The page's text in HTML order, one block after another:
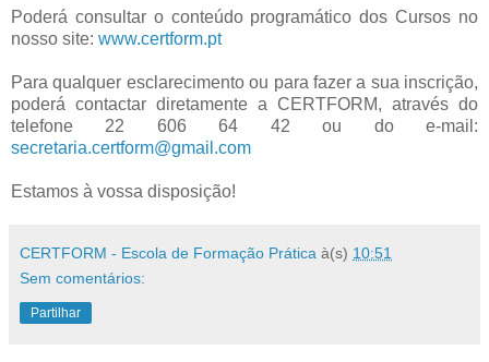
Poderá consultar o conteúdo programático dos Cursos no
nosso site: www.certform.pt
Para qualquer esclarecimento ou para fazer a sua inscrição,
poderá contactar diretamente a CERTFORM, através do
telefone 22 606 64 42 ou do e-mail:
secretaria.certform@gmail.com
Estamos à vossa disposição!
CERTFORM - Escola de Formação Prática à(s) 10:51
Sem comentários:
Partilhar